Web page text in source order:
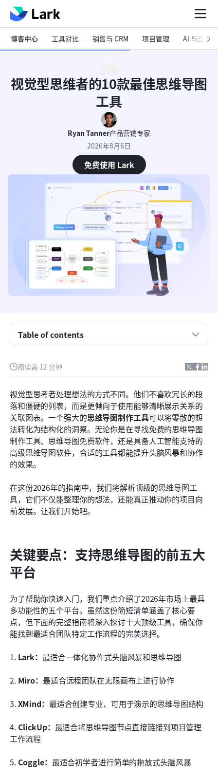
博客中心 工具对比 销售与 CRM 项目管理 AI 与自动化
视觉型思维者的10款最佳思维导图
工具
Ryan Tanner产品营销专家
2026年8月6日
免费使用 Lark
阅读需 12 分钟
视觉型思考者处理想法的方式不同。他们不喜欢冗长的段
落和僵硬的列表，而是更倾向于使用能够清晰展示关系的
关联图表。一个强大的思维导图制作工具可以将零散的想
法转化为结构化的洞察。无论你是在寻找免费的思维导图
制作工具、思维导图免费软件，还是具备人工智能支持的
高级思维导图软件，合适的工具都能提升头脑风暴和协作
的效果。
在这份2026年的指南中，我们将解析顶级的思维导图工
具，它们不仅能整理你的想法，还能真正推动你的项目向
前发展。让我们开始吧。
关键要点：支持思维导图的前五大
平台
为了帮助你快速入门，我们重点介绍了2026年市场上最具
多功能性的五个平台。虽然这份简短清单涵盖了核心要
点，但下面的完整指南将深入探讨十大顶级工具，确保你
能找到最适合团队特定工作流程的完美选择。
1. Lark： 最适合一体化协作式头脑风暴和思维导图
2. Miro： 最适合远程团队在无限画布上进行协作
3. XMind： 最适合创建专业、可用于演示的思维导图结构
4. ClickUp： 最适合将思维导图节点直接链接到项目管理
工作流程
5. Coggle： 最适合初学者进行简单的拖放式头脑风暴
Table of contents
关键要点：支持思维导图的前五大平台
概述：五个最佳的思维导图工具
什么是思维导图？
思维导图和视觉思维的十大平台
最佳思维导图软件的5个关键功能
额外奖励：可直接使用的地图模板
常见问题
相关阅读